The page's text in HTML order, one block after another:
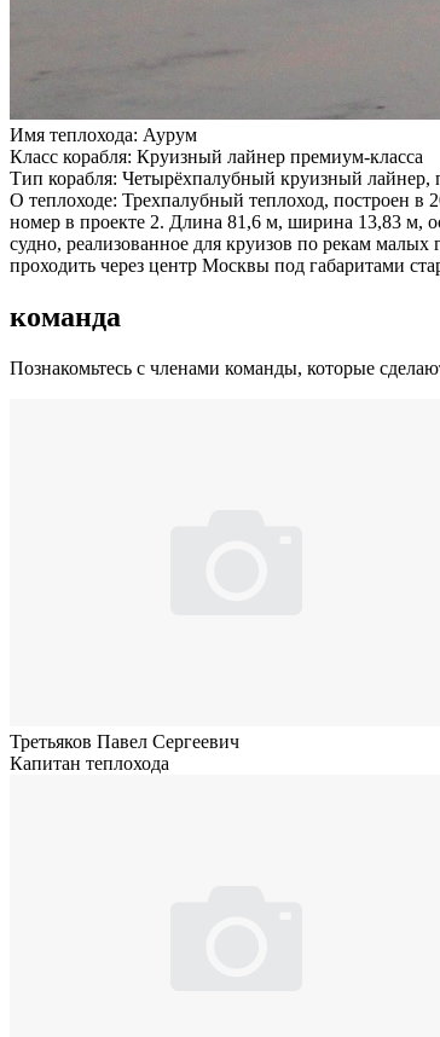
Имя теплохода: Аурум
Класс корабля: Круизный лайнер премиум-класса
Тип корабля: Четырёхпалубный круизный
О теплоходе: Трехпалубный теплоход, построен в
номер в проекте 2. Длина 81,6 м, ширина 13,83 м,
судно, реализованное для круизов по рекам
проходить через центр Москвы под габаритами
команда
Познакомьтесь с членами команды, которые
Третьяков Павел Сергеевич
Капитан теплохода